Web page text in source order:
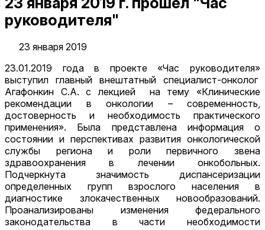
руководителя"
23 января 2019
23.01.2019 года в проекте «Час руководителя»
выступил главный внештатный специалист-онколог
Агафонкин С.А. с лекцией на тему «Клинические
рекомендации в онкологии – современность,
достоверность и необходимость практического
применения». Была представлена информация о
состоянии и перспективах развития онкологической
службы региона и роли первичного звена
здравоохранения в лечении онкобольных.
Подчеркнута значимость диспансеризации
определенных групп взрослого населения в
диагностике злокачественных новообразований.
Проанализированы изменения федерального
законодательства в части необходимости